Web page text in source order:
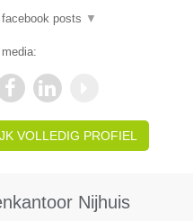
posts ▼
VOLLEDIG PROFIEL
Nijhuis